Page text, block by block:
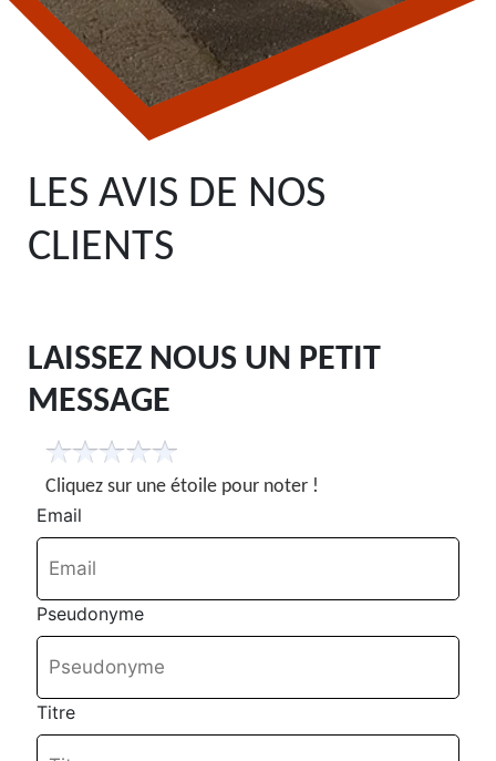
LES AVIS DE NOS
CLIENTS
LAISSEZ NOUS UN PETIT
MESSAGE
Cliquez sur une étoile pour noter !
Email
Pseudonyme
Titre